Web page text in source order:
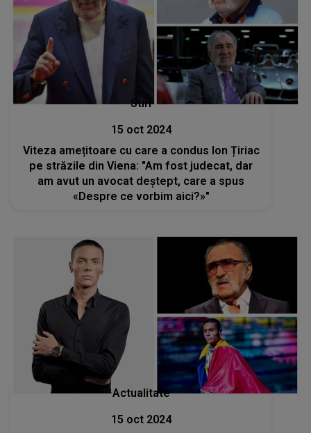
Stiri
15 oct 2024
Viteza amețitoare cu care a condus Ion Țiriac
pe străzile din Viena: "Am fost judecat, dar
am avut un avocat deştept, care a spus
«Despre ce vorbim aici?»"
Actualitate
15 oct 2024